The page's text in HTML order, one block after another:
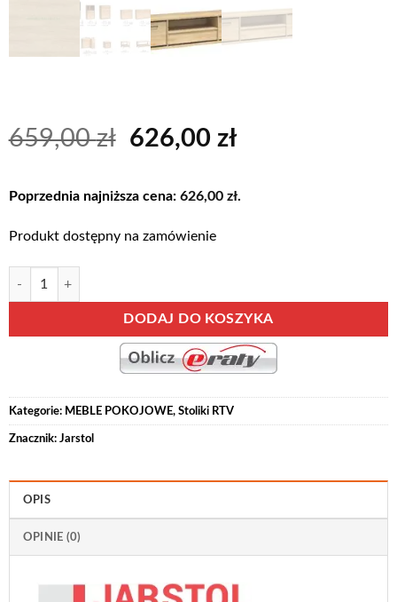
659,00zł Pierwotna
wynosiła:
626,00złAktualna
wynosi:
Poprzednia najniższa cena: 626,00 zł.
Produkt dostępny na zamówienie
ilość MEDIOLAN-13 komoda RTV dwudrzwiowa z szuflada 180 cm
DODAJ DO KOSZYKA
Alternative:
Kategorie: MEBLE POKOJOWE, Stoliki RTV
Znacznik: Jarstol
OPIS
OPINIE (0)